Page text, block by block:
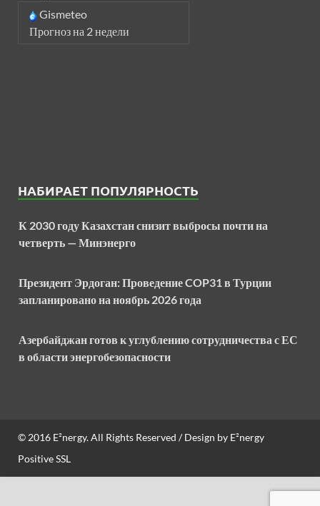
Gismeteo
Прогноз на 2 недели
НАБИРАЕТ ПОПУЛЯРНОСТЬ
К 2030 году Казахстан снизит выбросы почти на
четверть — Минэнерго
Президент Эрдоган: Проведение COP31 в Турции
запланировано на ноябрь 2026 года
Азербайджан готов к углублению сотрудничества с ЕС
в области энергобезопасности
© 2016 E²nergy. All Rights Reserved / Design by E²nergy
Positive SSL